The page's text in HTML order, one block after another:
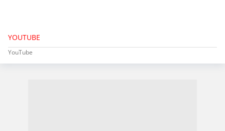
YOUTUBE
YouTube